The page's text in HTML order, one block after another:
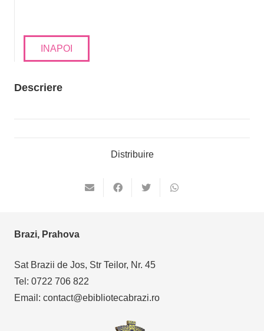
INAPOI
Descriere
Distribuire
Brazi, Prahova
Sat Brazii de Jos, Str Teilor, Nr. 45
Tel: 0722 706 822
Email: contact@ebibliotecabrazi.ro